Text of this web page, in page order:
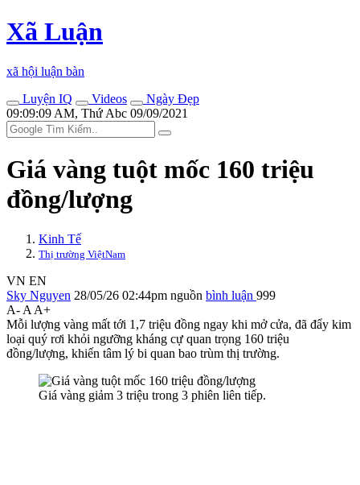
Xã Luận
xã hội luận bàn
Luyện IQ
Videos
Ngày Đẹp
09:09:09 AM, Thứ Abc 09/09/2021
Giá vàng tuột mốc 160 triệu
đồng/lượng
Kinh Tế
Thị trường ViệtNam
VN EN
Sky Nguyen 28/05/26 02:44pm nguồn bình luận 999
A- A A+
Mỗi lượng vàng mất tới 1,7 triệu đồng ngay khi mở cửa, đã đẩy kim
loại quý rơi khỏi ngưỡng kháng cự quan trọng 160 triệu
đồng/lượng, khiến tâm lý bi quan bao trùm thị trường.
Giá vàng giảm 3 triệu trong 3 phiên liên tiếp.